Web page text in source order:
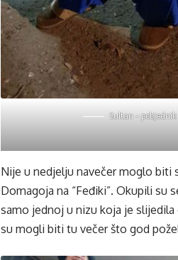
Sultan – pobjednik
Nije u nedjelju navečer moglo biti
Domagoja na “Feđiki”. Okupili su
samo jednoj u nizu koja je
su mogli biti tu večer što god